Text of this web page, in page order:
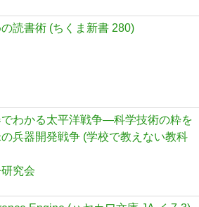
読書術 (ちくま新書 280)
わかる太平洋戦争―科学技術の粋を
兵器開発戦争 (学校で教えない教科
究会